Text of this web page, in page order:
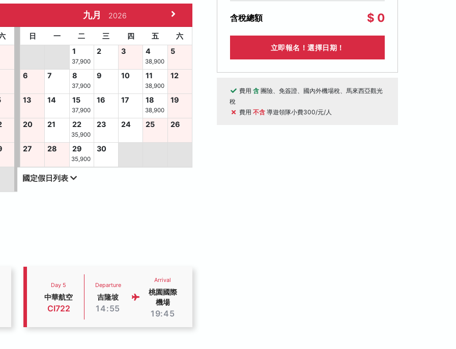
九月 2026
日 一 二 三 四 五
六
1
37,900
2 3 4
38,900
5
6 7 8
37,900
9 10 11
38,900
12
13 14 15
37,900
16 17 18
38,900
19
20 21 22
35,900
23 24 25 26
27 28 29
35,900
30
國定假日列表
Day 5
中華航空
CI722
Departure
吉隆坡
14:55
Arrival
桃園國際
機場
19:45
含稅總額 $ 0
立即報名！選擇日期！
費用 含 團險、免簽證、國內外機場稅、馬來西亞觀光
稅
費用 不含 導遊領隊小費300/元/人